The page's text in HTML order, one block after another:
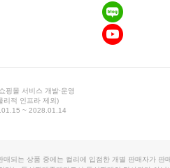
핑몰 서비스 개발·운영
리적 인프라 제외)
~ 2028.01.14
매되는 상품 중에는 컬리에 입점한 개별 판매자가 판